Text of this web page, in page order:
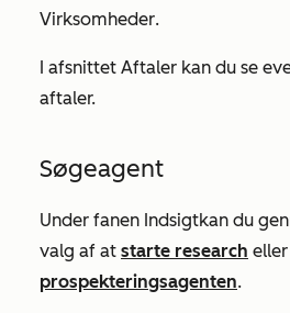
Virksomheder.
I afsnittet Aftaler kan du se
aftaler.
Søgeagent
Under fanen Indsigtkan du
valg af at starte research
prospekteringsagenten.